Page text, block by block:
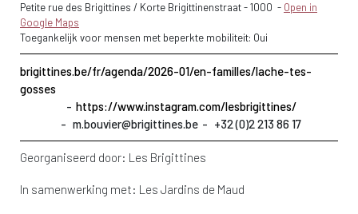
Petite rue des Brigittines / Korte Brigittinenstraat-1000 - Open in
Google Maps
Toegankelijk voor mensen met beperkte mobiliteit: Oui
brigittines.be/fr/agenda/2026-01/en-familles/lache-tes-
gosses
https://www.instagram.com/lesbrigittines/
m.bouvier@brigittines.be
+32 (0)2 213 86 17
Georganiseerd door: Les Brigittines
In samenwerking met: Les Jardins de Maud